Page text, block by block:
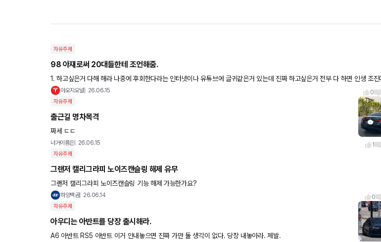
자유주제
98 아재로써 20대들한테 조언해줌.
1. 하고싶은거 다해 해라 나중에 후회한다라는 인터넷이나 유튜브에 글귀같은거 있는데 진짜 하고싶은거 전부 다 하면 인생 조진다
아오지오널 26.06.15 0
자유주제
출근길 명차목격
짜세 ㄷㄷ
너거이름은 26.06.15 1
자유주제
그랜저 캘리그라피 노이즈캔슬링 해제 유무
그랜저 캘리그라피 노이즈캔슬링 기능 해제 가능한가요?
하양백곰 26.06.14 0
자유주제
아우디는 아반트를 당장 출시해라.
A6 아반트 RS5 아반트 이거 안내놓으면 진짜 가만 둘 생각이 없다. 당장 내놓아라. 제발.